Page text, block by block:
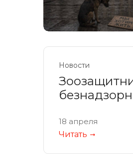
Новости
18 апреля
Читать